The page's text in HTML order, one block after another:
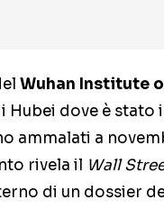
Wuhan Institute
Hubei dove è
ammalati a
rivela il Wall
di un dossier